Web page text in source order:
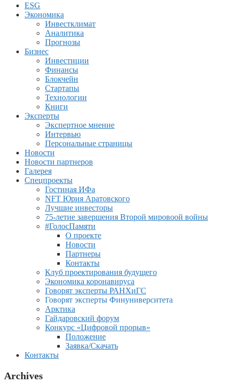
ESG
Экономика
Инвестклимат
Аналитика
Прогнозы
Бизнес
Инвестиции
Финансы
Блокчейн
Стартапы
Технологии
Книги
Эксперты
Экспертное мнение
Интервью
Персональные страницы
Новости
Новости партнеров
Галерея
Спецпроекты
Гостиная ИФа
NFT Юрия Аратовского
Лучшие инвесторы
75-летие завершения Второй мировоой войны
#ГолосПамяти
О проекте
Новости
Партнеры
Контакты
Клуб проектирования будущего
Экономика коронавируса
Говорят эксперты РАНХиГС
Говорят эксперты Финуниверситета
Арктика
Гайдаровский форум
Конкурс «Цифровой прорыв»
Положение
Заявка/Скачать
Контакты
Archives